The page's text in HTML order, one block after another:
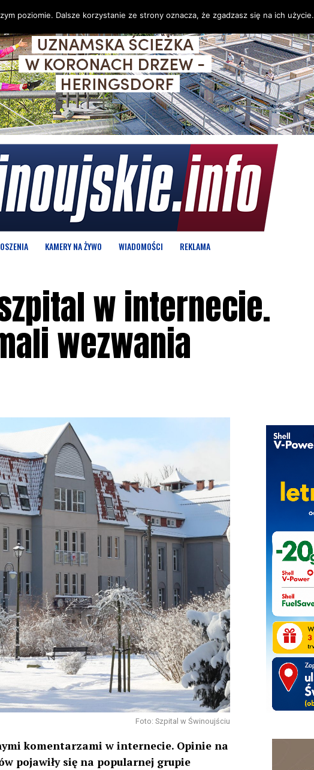
KAMERY NA ŻYWO WIADOMOŚCI REKLAMA
w internecie.
wezwania
Foto: Szpital w Świnoujściu
komentarzami w internecie. Opinie na
pojawiły się na popularnej grupie
poziomie. Dalsze korzystanie ze strony oznacza, że zgadzasz się na ich użycie.